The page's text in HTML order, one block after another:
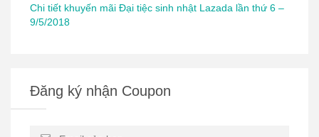
Chi tiết khuyến mãi Đại tiệc sinh nhật Lazada lần thứ 6 –
9/5/2018
Đăng ký nhận Coupon